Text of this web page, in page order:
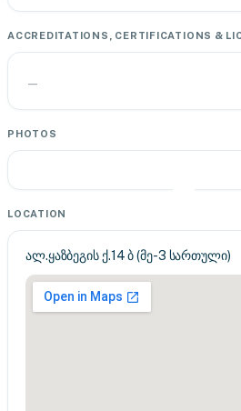
ACCREDITATIONS, CERTIFICATIONS &
—
PHOTOS
LOCATION
ალ.ყაზბეგის ქ.14 ბ (მე-3 სართული)